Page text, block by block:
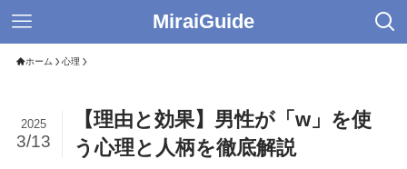
MiraiGuide
ホーム 心理
【理由と効果】男性が「w」を使
う心理と人柄を徹底解説
2025
3/13